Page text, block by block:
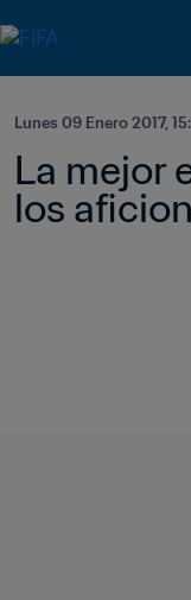
Lunes 09 Enero 2017,
La mejor
los